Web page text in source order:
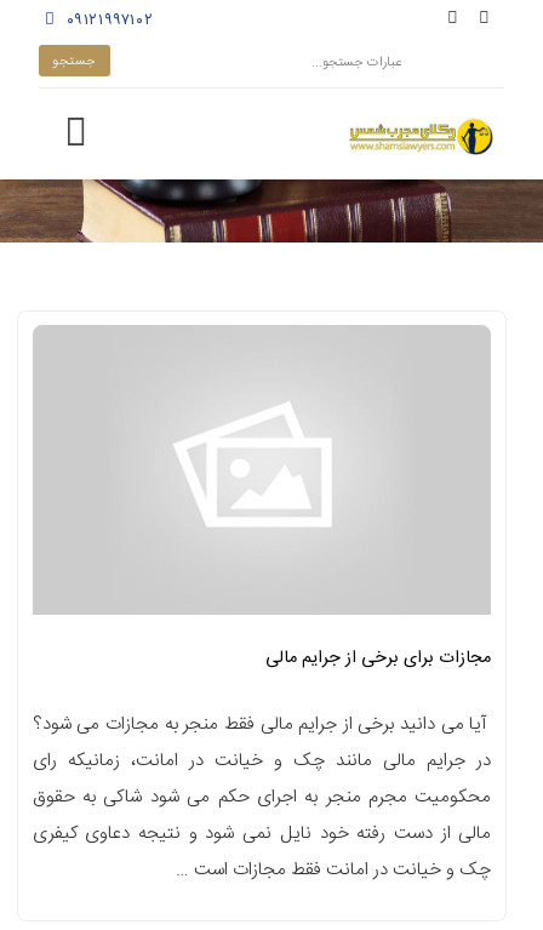
۰۹۱۲۱۹۹۷۱۰۲
مجازات برای برخی از جرایم مالی
آیا می دانید برخی از جرایم مالی فقط منجر به مجازات می شود؟
در جرایم مالی مانند چک و خیانت در امانت، زمانیکه رای
محکومیت مجرم منجر به اجرای حکم می شود شاکی به حقوق
مالی از دست رفته خود نایل نمی شود و نتیجه دعاوی کیفری
چک و خیانت در امانت فقط مجازات است …